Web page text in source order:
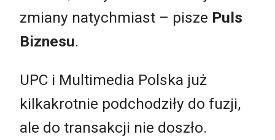
zmiany natychmiast ­– pisze Puls
Biznesu.
UPC i Multimedia Polska już
kilkakrotnie podchodziły do fuzji,
ale do transakcji nie doszło.